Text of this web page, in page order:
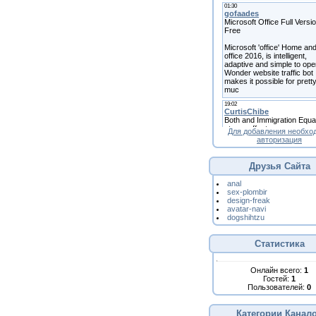
Для добавления
авторизация
Друзья Сайта
anal
sex-plombir
design-freak
avatar-navi
dogshihtzu
Статистика
Онлайн всего: 1
Гостей: 1
Пользователей: 0
Категории